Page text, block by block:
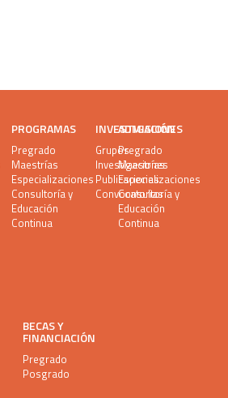
PROGRAMAS
Pregrado
Maestrías
Especializaciones
Consultoría y
Educación
Continua
INVESTIGACIÓN
Grupos
Investigaciones
Publicaciones
Convocatorias
ADMISIONES
Pregrado
Maestrías
Especializaciones
Consultoría y
Educación
Continua
BECAS Y
FINANCIACIÓN
Pregrado
Posgrado